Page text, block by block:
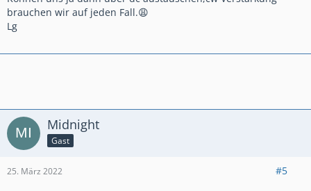
brauchen wir auf jeden Fall.😩
Lg
Midnight
Gast
25. März 2022 #5